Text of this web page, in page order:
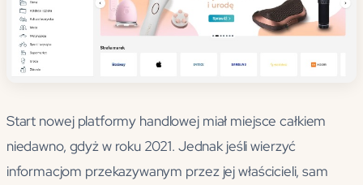
Start nowej platformy handlowej miał miejsce całkiem
niedawno, gdyż w roku 2021. Jednak jeśli wierzyć
informacjom przekazywanym przez jej właścicieli, sam